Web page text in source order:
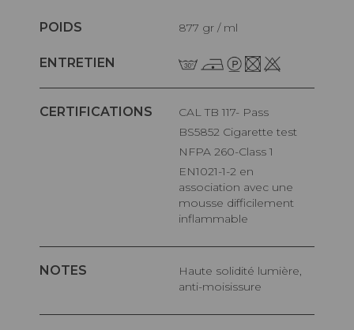
POIDS 877 gr / ml
ENTRETIEN
CERTIFICATIONS
CAL TB 117- Pass
BS5852 Cigarette test
NFPA 260-Class 1
EN1021-1-2 en
association avec une
mousse difficilement
inflammable
NOTES
Haute solidité lumière,
anti-moisissure